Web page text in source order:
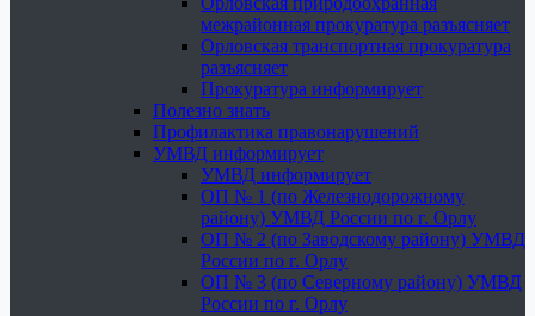
межрайонная прокуратура разъясняет
Орловская транспортная прокуратура
разъясняет
Прокуратура информирует
Полезно знать
Профилактика правонарушений
УМВД информирует
УМВД информирует
ОП № 1 (по Железнодорожному
району) УМВД России по г. Орлу
ОП № 2 (по Заводскому району) УМВД
России по г. Орлу
ОП № 3 (по Северному району) УМВД
России по г. Орлу